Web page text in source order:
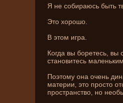
Я не собираюсь быть
Это хорошо.
В этом игра.
Когда вы боретесь, вы
становитесь
Поэтому она очень
материи, это просто
пространство, но